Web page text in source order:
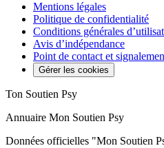
Mentions légales
Politique de confidentialité
Conditions générales
Avis d’indépendance
Point de contact et
Gérer les cookies
Ton Soutien Psy
Annuaire Mon Soutien Psy
Données officielles "Mon Soutien